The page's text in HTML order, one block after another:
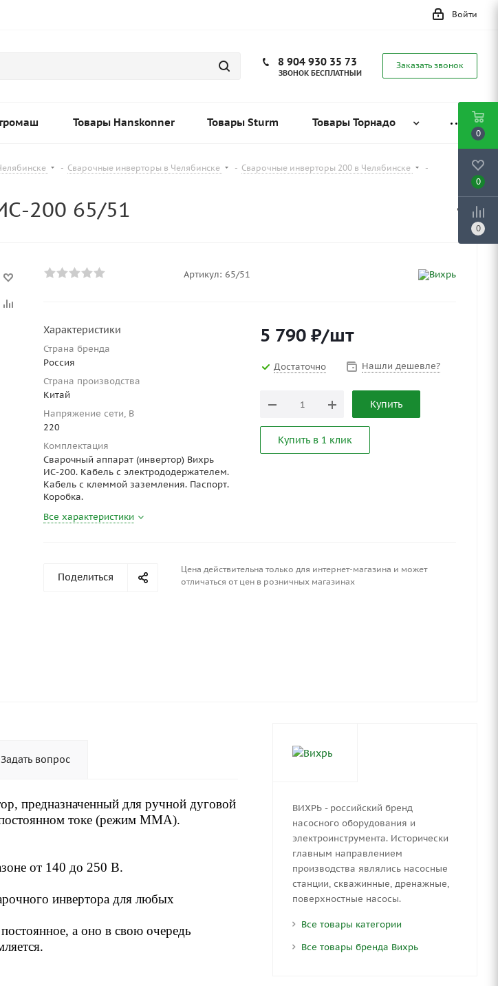
Войти
8 904 930 35 73
ЗВОНОК БЕСПЛАТНЫЙ
Заказать звонок
Товары Hanskonner Товары Sturm Товары Торнадо
- Сварочные инверторы в Челябинске - Сварочные инверторы 200 в Челябинске
-
200 65/51
Артикул: 65/51
Характеристики
Страна бренда
Россия
Страна производства
Китай
Напряжение сети, В
220
Комплектация
Сварочный аппарат (инвертор) Вихрь
ИС-200. Кабель с электрододержателем.
Кабель с клеммой заземления. Паспорт.
Коробка.
Все характеристики
5 790 ₽/шт
Достаточно Нашли дешевле?
Купить
Купить в 1 клик
Поделиться
Цена действительна только для интернет-магазина и может
отличаться от цен в розничных магазинах
Задать вопрос
предназначенный для ручной дуговой
токе (режим ММА).
от 140 до 250 В.
инвертора для любых
а оно в свою очередь
ВИХРЬ - российский бренд
насосного оборудования и
электроинструмента. Исторически
главным направлением
производства являлись насосные
станции, скважинные, дренажные,
поверхностные насосы.
Все товары категории
Все товары бренда Вихрь
0
0
0